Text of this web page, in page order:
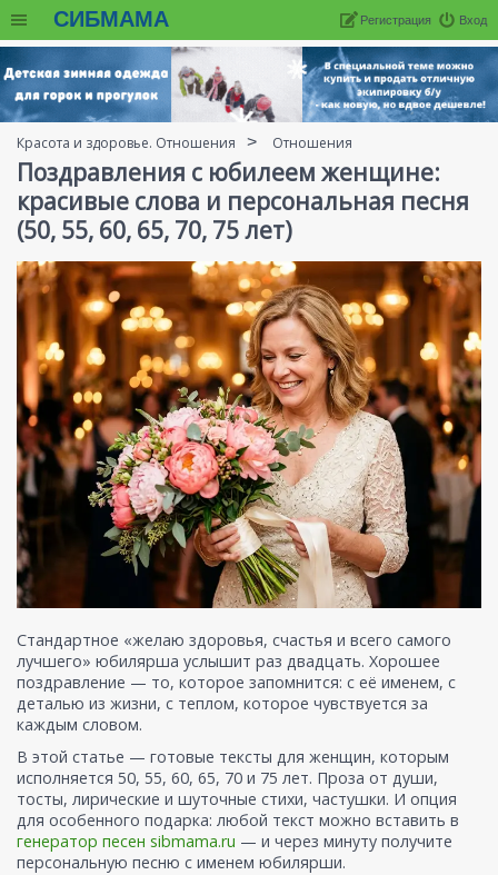
СИБМАМА Вход
Регистрация
Красота и здоровье. Отношения Отношения
Поздравления с юбилеем женщине:
красивые слова и персональная песня
(50, 55, 60, 65, 70, 75 лет)
Стандартное «желаю здоровья, счастья и всего самого
лучшего» юбилярша услышит раз двадцать. Хорошее
поздравление — то, которое запомнится: с её именем, с
деталью из жизни, с теплом, которое чувствуется за
каждым словом.
В этой статье — готовые тексты для женщин, которым
исполняется 50, 55, 60, 65, 70 и 75 лет. Проза от души,
тосты, лирические и шуточные стихи, частушки. И опция
для особенного подарка: любой текст можно вставить в
генератор песен sibmama.ru — и через минуту получите
персональную песню с именем юбилярши.